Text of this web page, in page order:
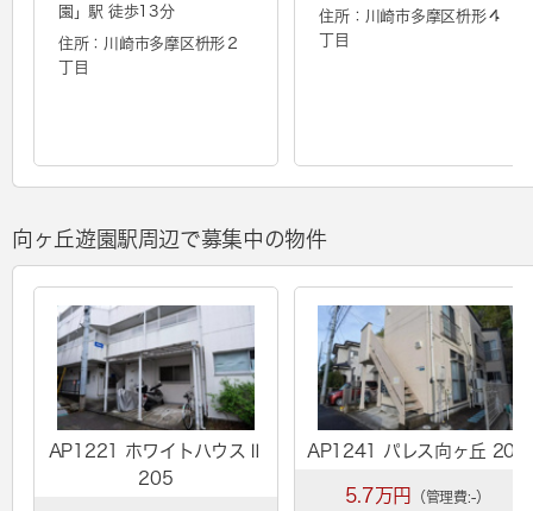
園 」駅 徒歩13分
住所：川崎市多摩区枡形２
丁目
住所：川崎市多摩区枡形４
丁目
向ヶ丘遊園駅周辺で募集中の物件
AP1221 ホワイトハウスⅡ
205
AP1241 パレス向ヶ丘 201
5.7万円 （管理費:-）